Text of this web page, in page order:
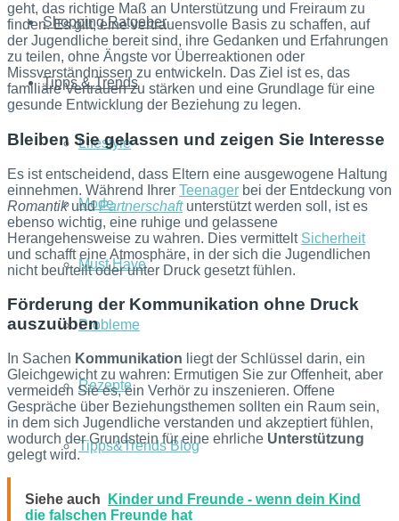
Shopping Ratgeber
Tipps & Trends
Lifestyle
Mode
Must Have
Probleme
Rezepte
Tipps&Trends Blog
geht, das richtige Maß an Unterstützung und Freiraum zu
finden. Es gilt, eine vertrauensvolle Basis zu schaffen, auf
der Jugendliche bereit sind, ihre Gedanken und Erfahrungen
zu teilen, ohne Ängste vor Überreaktionen oder
Missverständnissen zu entwickeln. Das Ziel ist es, das
familiäre Vertrauen zu stärken und eine Grundlage für eine
gesunde Entwicklung der Beziehung zu legen.
Bleiben Sie gelassen und zeigen Sie Interesse
Es ist entscheidend, dass Eltern eine ausgewogene Haltung
einnehmen. Während Ihrer Teenager bei der Entdeckung von
RomantikundPartnerschaftunterstützt werden soll, ist es
ebenso wichtig, eine ruhige und gelassene
Herangehensweise zu wahren. Dies vermittelt Sicherheit
und schafft eine Atmosphäre, in der sich die Jugendlichen
nicht beurteilt oder unter Druck gesetzt fühlen.
Förderung der Kommunikation ohne Druck
auszuüben
In Sachen Kommunikation liegt der Schlüssel darin, ein
Gleichgewicht zu wahren: Ermutigen Sie zur Offenheit, aber
vermeiden Sie es, ein Verhör zu inszenieren. Offene
Gespräche über Beziehungsthemen sollten ein Raum sein,
in dem sich Jugendliche verstanden und akzeptiert fühlen,
wodurch der Grundstein für eine ehrliche Unterstützung
gelegt wird.
Siehe auch
Kinder und Freunde - wenn dein Kind
die falschen Freunde hat